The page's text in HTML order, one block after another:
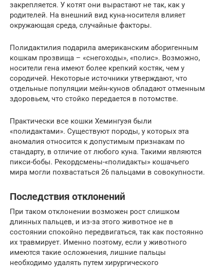
закрепляется. У котят они вырастают не так, как у
родителей. На внешний вид куна-носителя влияет
окружающая среда, случайные факторы.
Полидактилия подарила американским аборигенным
кошкам прозвища – «снегоходы», «полис». Возможно,
носители гена имеют более крепкий костяк, чем у
сородичей. Некоторые источники утверждают, что
отдельные популяции мейн-кунов обладают отменным
здоровьем, что стойко передается в потомстве.
Практически все кошки Хемингуэя были
«полидактами». Существуют породы, у которых эта
аномалия относится к допустимым признакам по
стандарту, в отличие от любого куна. Такими являются
пикси-бобы. Рекордсмены-«полидакты» кошачьего
мира могли похвастаться 26 пальцами в совокупности.
Последствия отклонений
При таком отклонении возможен рост слишком
длинных пальцев, и из-за этого животное не в
состоянии спокойно передвигаться, так как постоянно
их травмирует. Именно поэтому, если у животного
имеются такие осложнения, лишние пальцы
необходимо удалять путем хирургического